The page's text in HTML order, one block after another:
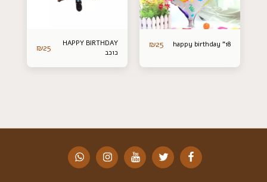
happy birthday "18
₪25
HAPPY BIRTHDAY
כוכב
₪25